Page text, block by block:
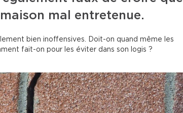
mal entretenue.
bien inoffensives. Doit-on quand même les
fait-on pour les éviter dans son logis ?